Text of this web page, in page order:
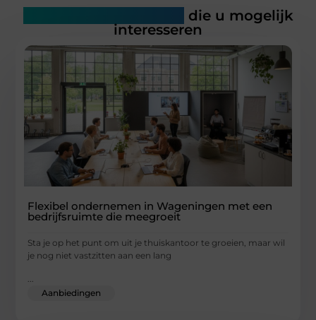
die u mogelijk
interesseren
Flexibel ondernemen in Wageningen met een
bedrijfsruimte die meegroeit
Sta je op het punt om uit je thuiskantoor te groeien, maar wil
je nog niet vastzitten aan een lang
Aanbiedingen